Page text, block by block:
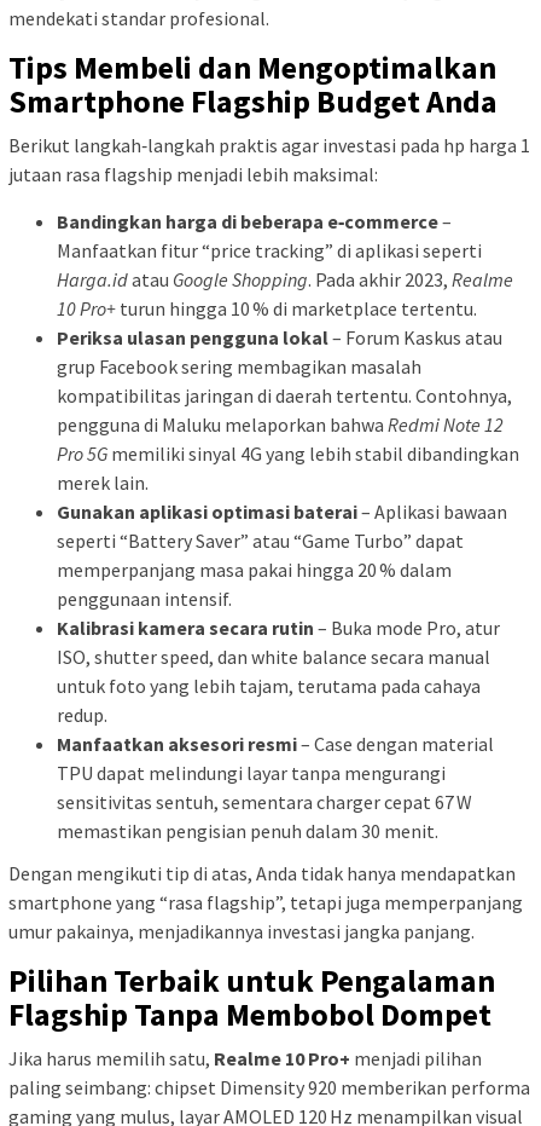
mendekati standar profesional.
Tips Membeli dan Mengoptimalkan
Smartphone Flagship Budget Anda
Berikut langkah‑langkah praktis agar investasi pada hp harga 1
jutaan rasa flagship menjadi lebih maksimal:
Bandingkan harga di beberapa e‑commerce–
Manfaatkan fitur “price tracking” di aplikasi seperti
Harga.idatau Google Shopping. Pada akhir 2023, Realme
10 Pro+ turun hingga 10 % di marketplace tertentu.
Periksa ulasan pengguna lokal– Forum Kaskus atau
grup Facebook sering membagikan masalah
kompatibilitas jaringan di daerah tertentu. Contohnya,
pengguna di Maluku melaporkan bahwa Redmi Note 12
Pro 5G memiliki sinyal 4G yang lebih stabil dibandingkan
merek lain.
Gunakan aplikasi optimasi baterai– Aplikasi bawaan
seperti “Battery Saver” atau “Game Turbo” dapat
memperpanjang masa pakai hingga 20 % dalam
penggunaan intensif.
Kalibrasi kamera secara rutin – Buka mode Pro, atur
ISO, shutter speed, dan white balance secara manual
untuk foto yang lebih tajam, terutama pada cahaya
redup.
Manfaatkan aksesori resmi– Case dengan material
TPU dapat melindungi layar tanpa mengurangi
sensitivitas sentuh, sementara charger cepat 67 W
memastikan pengisian penuh dalam 30 menit.
Dengan mengikuti tip di atas, Anda tidak hanya mendapatkan
smartphone yang “rasa flagship”, tetapi juga memperpanjang
umur pakainya, menjadikannya investasi jangka panjang.
Pilihan Terbaik untuk Pengalaman
Flagship Tanpa Membobol Dompet
Jika harus memilih satu, Realme 10 Pro+ menjadi pilihan
paling seimbang: chipset Dimensity 920 memberikan performa
gaming yang mulus, layar AMOLED 120 Hz menampilkan visual